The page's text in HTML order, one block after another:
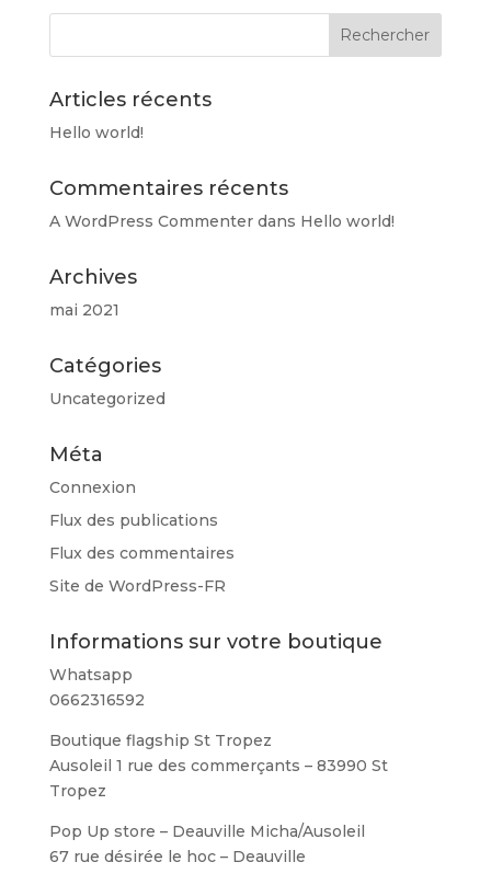
Articles récents
Hello world!
Commentaires récents
A WordPress Commenterdans Hello world!
Archives
mai 2021
Catégories
Uncategorized
Méta
Connexion
Flux des publications
Flux des commentaires
Site de WordPress-FR
Informations sur votre boutique
Whatsapp
0662316592
Boutique flagship St Tropez
Ausoleil 1 rue des commerçants – 83990 St
Tropez
Pop Up store – Deauville Micha/Ausoleil
67 rue désirée le hoc – Deauville